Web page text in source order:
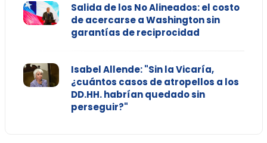
Salida de los No Alineados: el costo
de acercarse a Washington sin
garantías de reciprocidad
Isabel Allende: "Sin la Vicaría,
¿cuántos casos de atropellos a los
DD.HH. habrían quedado sin
perseguir?"